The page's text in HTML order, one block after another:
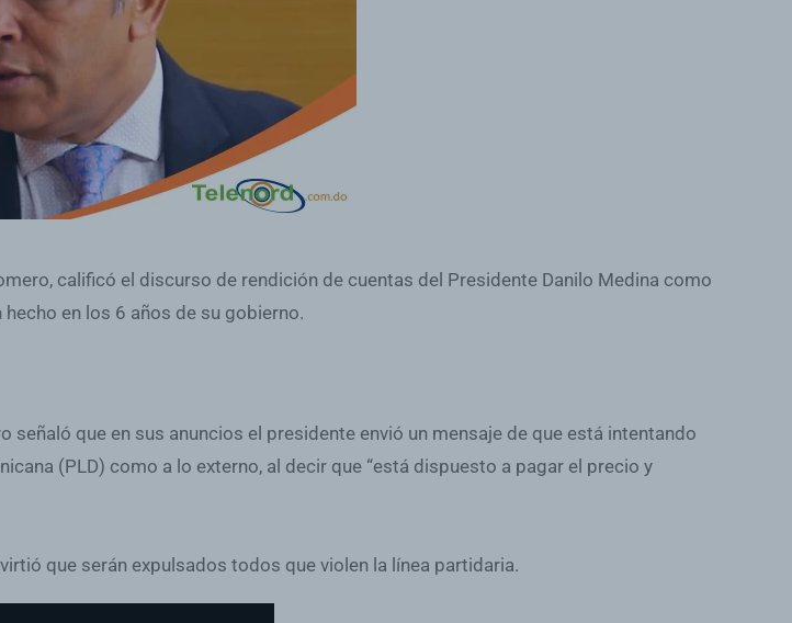
calificó el discurso de rendición de cuentas del Presidente Danilo Medina como
en los 6 años de su gobierno.
señaló que en sus anuncios el presidente envió un mensaje de que está intentando
(PLD) como a lo externo, al decir que “está dispuesto a pagar el precio y
que serán expulsados todos que violen la línea partidaria.